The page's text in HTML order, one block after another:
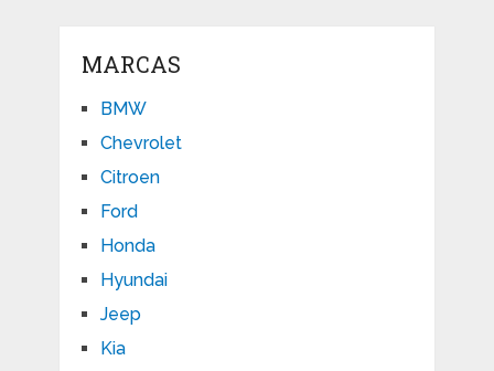
MARCAS
BMW
Chevrolet
Citroen
Ford
Honda
Hyundai
Jeep
Kia